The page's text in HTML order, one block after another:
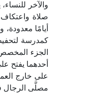
والآخر
صلاة
أيامًا
كمدرسة
الجزء
أحدهما يفتح
على خارج
مصلَّى الرجال